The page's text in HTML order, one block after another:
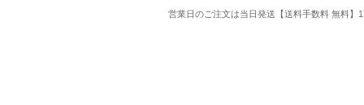
営業日のご注文は当日発送【送料手数料 無料